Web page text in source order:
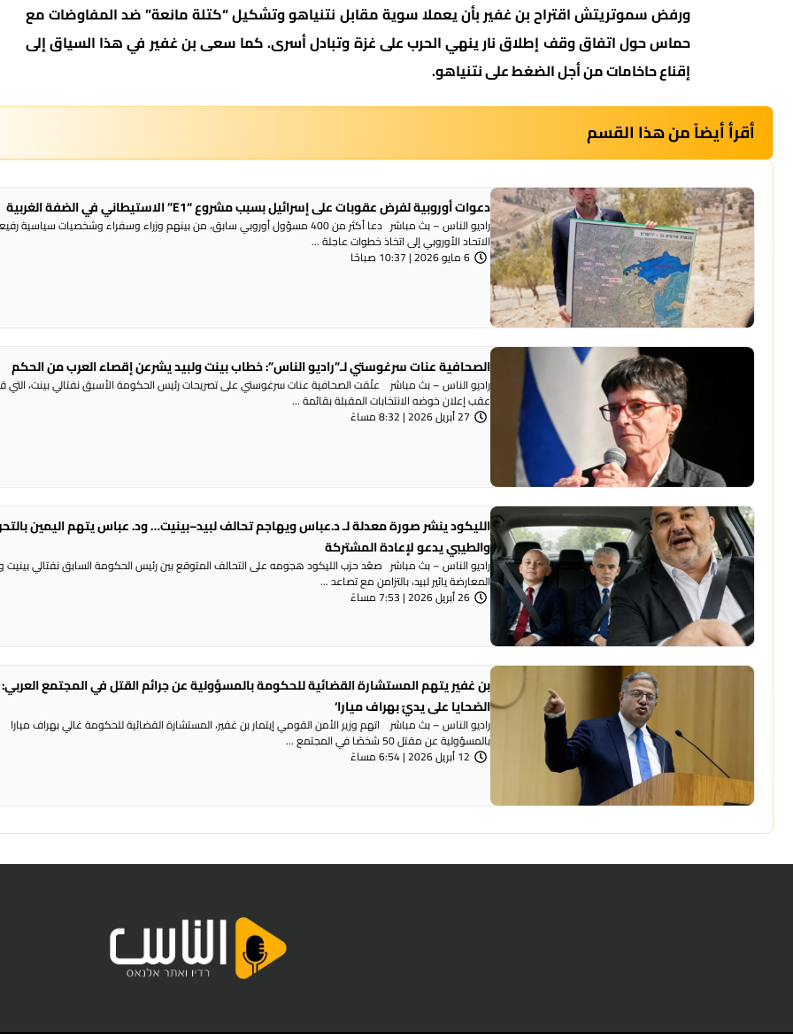
ورفض سموتريتش اقتراح بن غفير بأن يعملا سوية مقابل نتنياهو وتشكيل “كتلة مانعة” ضد المفاوضات مع
حماس حول اتفاق وقف إطلاق نار ينهي الحرب على غزة وتبادل أسرى. كما سعى بن غفير في هذا السياق إلى
إقناع حاخامات من أجل الضغط على نتنياهو.
أقرأ أيضاً من هذا القسم
دعوات أوروبية لفرض عقوبات على إسرائيل بسبب مشروع “E1” الاستيطاني في الضفة الغربية
راديو الناس – بث مباشر دعا أكثر من 400 مسؤول أوروبي سابق، من بينهم وزراء وسفراء وشخصيات سياسية
الاتحاد الأوروبي إلى اتخاذ خطوات عاجلة ...
6 مايو 2026 | 10:37 صباحًا
الصحافية عنات سرغوستي لـ”راديو الناس”: خطاب بينت ولبيد يشرعن إقصاء العرب من الحكم
راديو الناس – بث مباشر علّقت الصحافية عنات سرغوستي على تصريحات رئيس الحكومة الأسبق نفتالي بينت، التي
عقب إعلان خوضه الانتخابات المقبلة بقائمة ...
27 أبريل 2026 | 8:32 مساءً
الليكود ينشر صورة معدلة لـ د.عباس ويهاجم تحالف لبيد–بينيت… ود. عباس يتهم اليمين
والطيبي يدعو لإعادة المشتركة
راديو الناس – بث مباشر صعّد حزب الليكود هجومه على التحالف المتوقع بين رئيس الحكومة السابق نفتالي بينيت
المعارضة يائير لبيد، بالتزامن مع تصاعد ...
26 أبريل 2026 | 7:53 مساءً
بن غفير يتهم المستشارة القضائية للحكومة بالمسؤولية عن جرائم القتل في المجتمع العربي:
الضحايا على يديّ بهراف ميارا‘
راديو الناس – بث مباشر اتهم وزير الأمن القومي إيتمار بن غفير، المستشارة القضائية للحكومة غالي بهراف ميارا
بالمسؤولية عن مقتل 50 شخصًا في المجتمع ...
12 أبريل 2026 | 6:54 مساءً